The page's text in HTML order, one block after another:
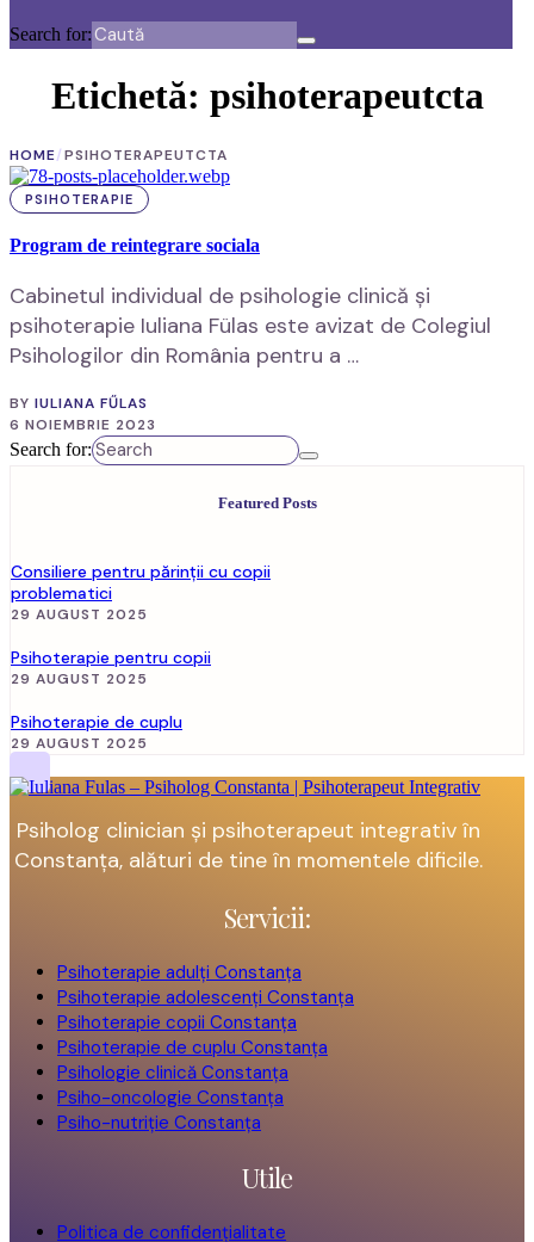
Search for:
Etichetă: psihoterapeutcta
HOME/PSIHOTERAPEUTCTA
PSIHOTERAPIE
Program de reintegrare sociala
Cabinetul individual de psihologie clinică și
psihoterapie Iuliana Fülas este avizat de Colegiul
Psihologilor din România pentru a …
BY IULIANA FŰLAS
6 NOIEMBRIE 2023
Search for:
Featured Posts
Consiliere pentru părinții cu copii
problematici
29 AUGUST 2025
Psihoterapie pentru copii
29 AUGUST 2025
Psihoterapie de cuplu
29 AUGUST 2025
Psiholog clinician și psihoterapeut integrativ în
Constanța, alături de tine în momentele dificile.
Servicii:
Psihoterapie adulți Constanța
Psihoterapie adolescenți Constanța
Psihoterapie copii Constanța
Psihoterapie de cuplu Constanța
Psihologie clinică Constanța
Psiho-oncologie Constanța
Psiho-nutriție Constanța
Utile
Politica de confidențialitate